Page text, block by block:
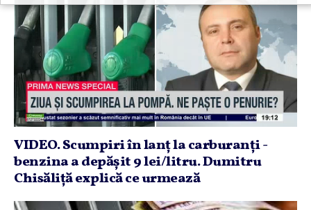
VIDEO. Scumpiri în lanţ la carburanţi -
benzina a depăşit 9 lei/litru. Dumitru
Chisăliţă explică ce urmează